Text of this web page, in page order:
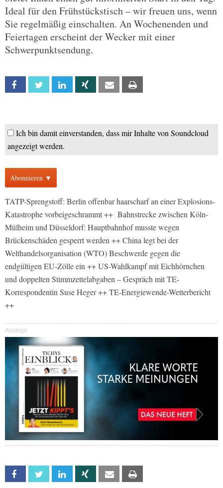
Ideal für den Frühstückstisch – wir freuen uns, wenn
Sie regelmäßig einschalten. An Wochenenden und
Feiertagen erscheint der Wecker mit einer
Schwerpunktsendung.
Facebook Twitter Linkedin Xing Email
Ich bin damit einverstanden, dass mir Inhalte von Soundcloud
angezeigt werden.
Abonnieren ▼
TATP-Sprengstoff: Berlin offenbar haarscharf an einer Explosions-
Katastrophe vorbeigeschrammt ++ Bahnstrecke zwischen Köln-
Mülheim und Düsseldorf: Hauptbahnhof musste wegen
Brückenschäden gesperrt werden ++ China legt bei der
Welthandelsorganisation (WTO) Beschwerde gegen die
endgültigen EU-Zölle ein ++ US-Wahlkampf mit Eichhörnchen
und doppelten Stimmzettelabgaben – Gespräch mit TE-
Korrespondentin Suse Heger ++ TE-Energiewende-Wetterbericht
++
Anzeige
Facebook Twitter Linkedin Xing Email